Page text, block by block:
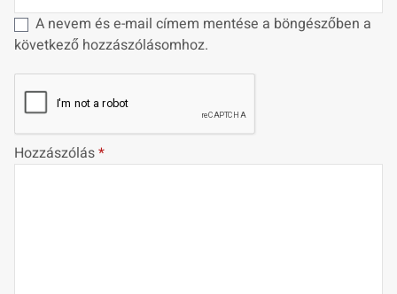
A nevem és e-mail címem mentése a böngészőben a
következő hozzászólásomhoz.
Hozzászólás*